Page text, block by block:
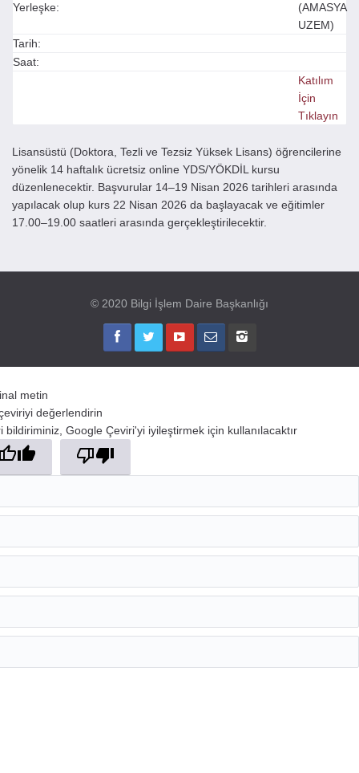
Yerleşke:
(AMASYA
UZEM)
Tarih:
Saat:
Katılım
İçin
Tıklayın
Lisansüstü (Doktora, Tezli ve Tezsiz Yüksek Lisans) öğrencilerine
yönelik 14 haftalık ücretsiz online YDS/YÖKDİL kursu
düzenlenecektir. Başvurular 14–19 Nisan 2026 tarihleri arasında
yapılacak olup kurs 22 Nisan 2026 da başlayacak ve eğitimler
17.00–19.00 saatleri arasında gerçekleştirilecektir.
© 2020 Bilgi İşlem Daire Başkanlığı
metin
değerlendirin
bildiriminiz, Google Çeviri'yi iyileştirmek için kullanılacaktır